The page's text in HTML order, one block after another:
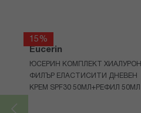
15%
Eucerin
ЮСЕРИН КОМПЛЕКТ ХИАЛУРОН
ФИЛЪР ЕЛАСТИСИТИ ДНЕВЕН
КРЕМ SPF30 50МЛ+РЕФИЛ 50МЛ